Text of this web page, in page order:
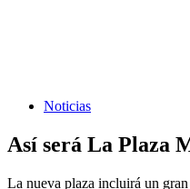
Noticias
Así será La Plaza
La nueva plaza incluirá un